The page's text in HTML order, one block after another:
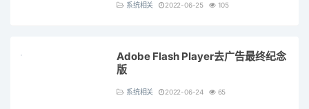
系统相关 2022-06-25 105
Adobe Flash Player去广告最终纪念
版
系统相关 2022-06-24 65